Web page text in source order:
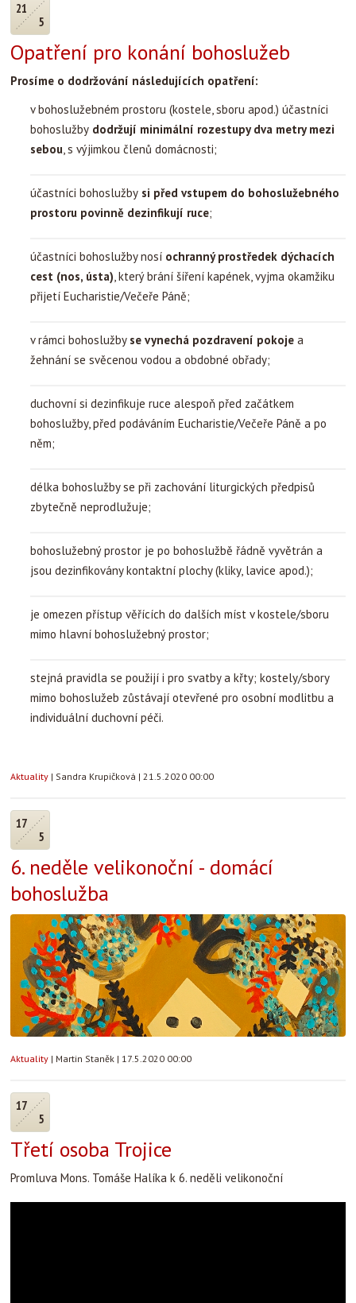
21
5
Opatření pro konání bohoslužeb
Prosíme o dodržování následujících opatření:
v bohoslužebném prostoru (kostele, sboru apod.) účastníci
bohoslužby dodržují minimální rozestupy dva metry mezi
sebou, s výjimkou členů domácnosti;
účastníci bohoslužby si před vstupem do bohoslužebného
prostoru povinně dezinfikují ruce;
účastníci bohoslužby nosí ochranný prostředek dýchacích
cest (nos, ústa), který brání šíření kapének, vyjma okamžiku
přijetí Eucharistie/Večeře Páně;
v rámci bohoslužby se vynechá pozdravení pokoje a
žehnání se svěcenou vodou a obdobné obřady;
duchovní si dezinfikuje ruce alespoň před začátkem
bohoslužby, před podáváním Eucharistie/Večeře Páně a po
něm;
délka bohoslužby se při zachování liturgických předpisů
zbytečně neprodlužuje;
bohoslužebný prostor je po bohoslužbě řádně vyvětrán a
jsou dezinfikovány kontaktní plochy (kliky, lavice apod.);
je omezen přístup věřících do dalších míst v kostele/sboru
mimo hlavní bohoslužebný prostor;
stejná pravidla se použijí i pro svatby a křty; kostely/sbory
mimo bohoslužeb zůstávají otevřené pro osobní modlitbu a
individuální duchovní péči.
Aktuality | Sandra Krupičková | 21.5.2020 00:00
17
5
6. neděle velikonoční - domácí
bohoslužba
Aktuality | Martin Staněk | 17.5.2020 00:00
17
5
Třetí osoba Trojice
Promluva Mons. Tomáše Halíka k 6. neděli velikonoční